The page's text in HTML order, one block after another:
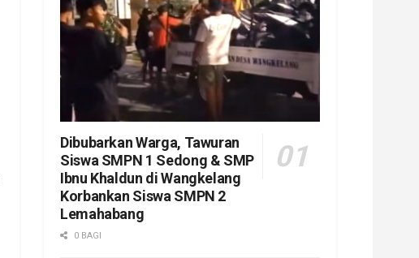
Dibubarkan Warga, Tawuran
Siswa SMPN 1 Sedong & SMP
Ibnu Khaldun di Wangkelang
Korbankan Siswa SMPN 2
Lemahabang
0 BAGI